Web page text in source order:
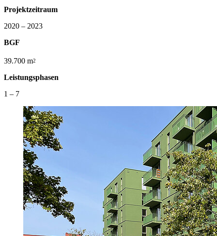
Projektzeitraum
2020 – 2023
BGF
39.700 m2
Leistungsphasen
1 – 7